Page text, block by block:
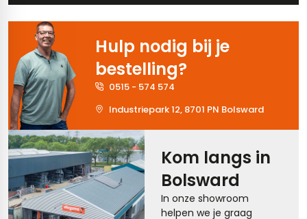
Kom langs in
Bolsward
In onze showroom
helpen we je graag
Hulp nodig bij je
bestelling?
0515 - 574 574
Industriepark 12, 8701 PN Bolsward